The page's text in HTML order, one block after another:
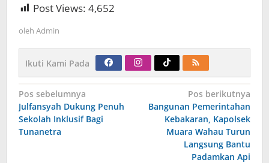
Post Views: 4,652
oleh Admin
Ikuti Kami Pada
Navigasi
pos
Pos sebelumnya
Julfansyah Dukung Penuh
Sekolah Inklusif Bagi
Tunanetra
Pos berikutnya
Bangunan Pemerintahan
Kebakaran, Kapolsek
Muara Wahau Turun
Langsung Bantu
Padamkan Api